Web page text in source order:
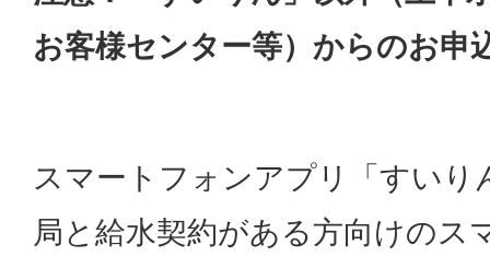
お客様センター等）からのお申
スマートフォンアプリ「すいり
局と給水契約がある方向けのス